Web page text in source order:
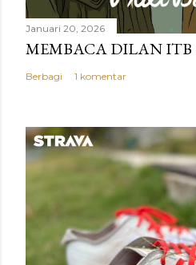
Januari 20, 2026
MEMBACA DILAN ITB
Berbagi 1 komentar